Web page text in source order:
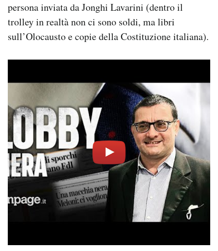
persona inviata da Jonghi Lavarini (dentro il
trolley in realtà non ci sono soldi, ma libri
sull’Olocausto e copie della Costituzione italiana).